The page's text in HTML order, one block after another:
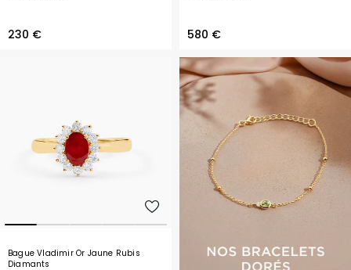
230 € 580 €
Bague Vladimir Or Jaune Rubis
Diamants